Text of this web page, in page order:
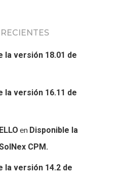
la versión 18.01 de
la versión 16.11 de
en Disponible la
CPM.
la versión 14.2 de
SERVICIOS
CONTACTO